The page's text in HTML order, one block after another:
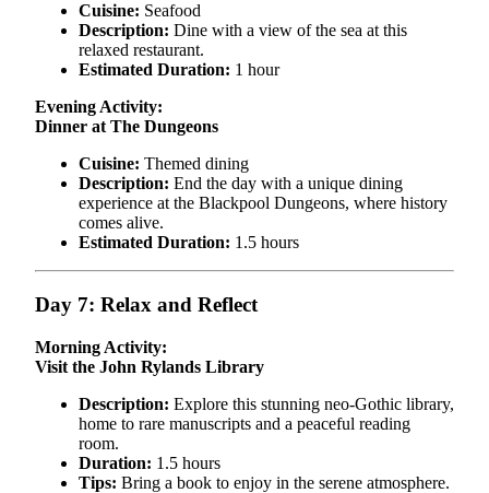
Cuisine: Seafood
Description: Dine with a view of the sea at this
relaxed restaurant.
Estimated Duration: 1 hour
Evening Activity:
Dinner at The Dungeons
Cuisine: Themed dining
Description: End the day with a unique dining
experience at the Blackpool Dungeons, where history
comes alive.
Estimated Duration: 1.5 hours
Day 7: Relax and Reflect
Morning Activity:
Visit the John Rylands Library
Description: Explore this stunning neo-Gothic library,
home to rare manuscripts and a peaceful reading
room.
Duration: 1.5 hours
Tips: Bring a book to enjoy in the serene atmosphere.